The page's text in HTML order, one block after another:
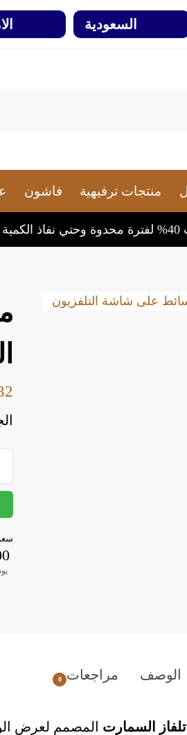
السعودية
منتجات ترفيهية فاشون
الوصف مراجعات 0
السمارت المصمم لعرض